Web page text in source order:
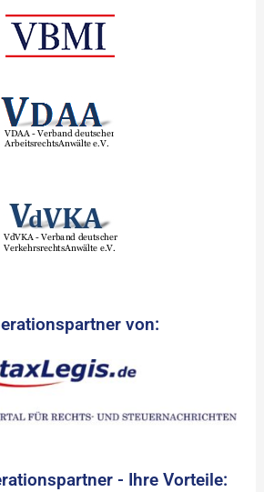
von:
- Ihre Vorteile: